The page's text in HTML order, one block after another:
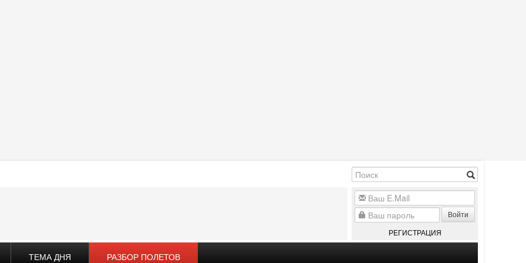
Войти
РЕГИСТРАЦИЯ
ТЕМА ДНЯ РАЗБОР ПОЛЕТОВ